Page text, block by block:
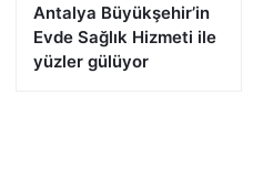
Antalya Büyükşehir’in
Evde Sağlık Hizmeti ile
yüzler gülüyor